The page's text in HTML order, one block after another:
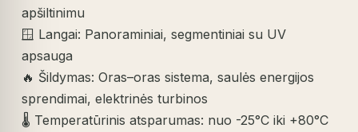
apšiltinimu
🪟 Langai: Panoraminiai, segmentiniai su UV
apsauga
🔥 Šildymas: Oras–oras sistema, saulės energijos
sprendimai, elektrinės turbinos
🌡️ Temperatūrinis atsparumas: nuo -25°C iki +80°C